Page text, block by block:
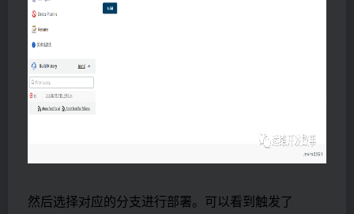
然后选择对应的分支进行部署。可以看到触发了